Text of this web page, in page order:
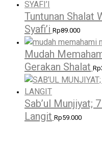
Tuntunan Shalat
Syafi’i Rp89.000
Mudah
Gerakan Shalat Rp
Sab’ul Munjiyat;
Langit Rp59.000